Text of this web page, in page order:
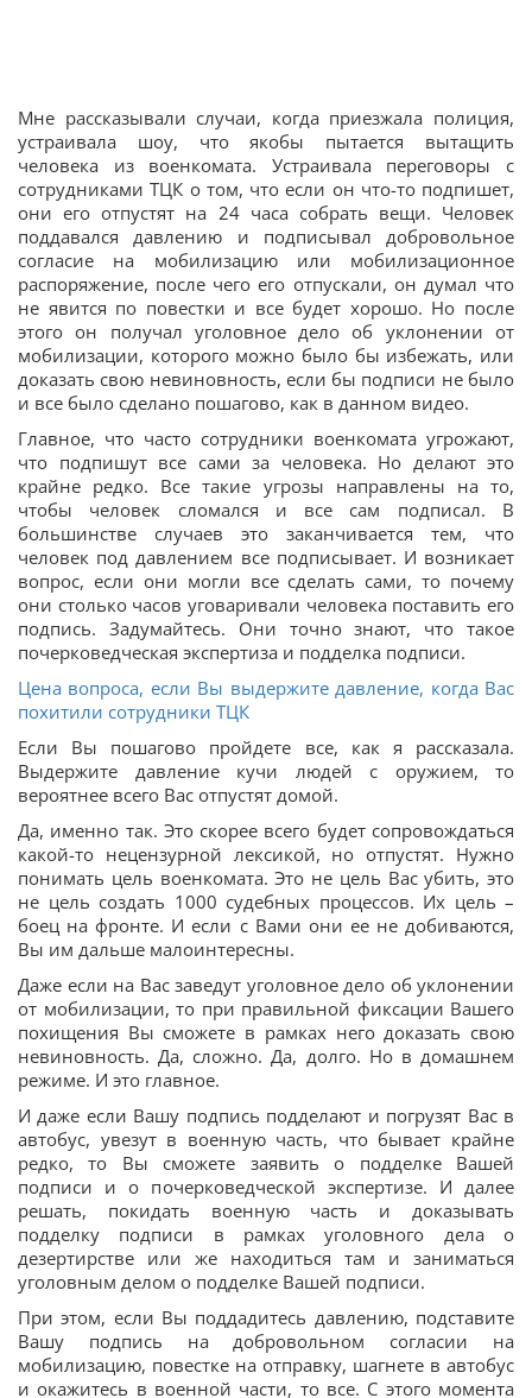
Мне рассказывали случаи, когда приезжала полиция,
устраивала шоу, что якобы пытается вытащить
человека из военкомата. Устраивала переговоры с
сотрудниками ТЦК о том, что если он что-то подпишет,
они его отпустят на 24 часа собрать вещи. Человек
поддавался давлению и подписывал добровольное
согласие на мобилизацию или мобилизационное
распоряжение, после чего его отпускали, он думал что
не явится по повестки и все будет хорошо. Но после
этого он получал уголовное дело об уклонении от
мобилизации, которого можно было бы избежать, или
доказать свою невиновность, если бы подписи не было
и все было сделано пошагово, как в данном видео.
Главное, что часто сотрудники военкомата угрожают,
что подпишут все сами за человека. Но делают это
крайне редко. Все такие угрозы направлены на то,
чтобы человек сломался и все сам подписал. В
большинстве случаев это заканчивается тем, что
человек под давлением все подписывает. И возникает
вопрос, если они могли все сделать сами, то почему
они столько часов уговаривали человека поставить его
подпись. Задумайтесь. Они точно знают, что такое
почерковедческая экспертиза и подделка подписи.
Цена вопроса, если Вы выдержите давление, когда Вас
похитили сотрудники ТЦК
Если Вы пошагово пройдете все, как я рассказала.
Выдержите давление кучи людей с оружием, то
вероятнее всего Вас отпустят домой.
Да, именно так. Это скорее всего будет сопровождаться
какой-то нецензурной лексикой, но отпустят. Нужно
понимать цель военкомата. Это не цель Вас убить, это
не цель создать 1000 судебных процессов. Их цель –
боец на фронте. И если с Вами они ее не добиваются,
Вы им дальше малоинтересны.
Даже если на Вас заведут уголовное дело об уклонении
от мобилизации, то при правильной фиксации Вашего
похищения Вы сможете в рамках него доказать свою
невиновность. Да, сложно. Да, долго. Но в домашнем
режиме. И это главное.
И даже если Вашу подпись подделают и погрузят Вас в
автобус, увезут в военную часть, что бывает крайне
редко, то Вы сможете заявить о подделке Вашей
подписи и о почерковедческой экспертизе. И далее
решать, покидать военную часть и доказывать
подделку подписи в рамках уголовного дела о
дезертирстве или же находиться там и заниматься
уголовным делом о подделке Вашей подписи.
При этом, если Вы поддадитесь давлению, подставите
Вашу подпись на добровольном согласии на
мобилизацию, повестке на отправку, шагнете в автобус
и окажитесь в военной части, то все. С этого момента